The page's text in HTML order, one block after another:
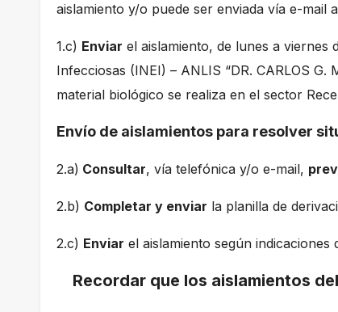
aislamiento y/o puede ser enviada vía e-mail
1.c) Enviar el aislamiento, de lunes a viernes
Infecciosas (INEI) – ANLIS “DR. CARLOS G.
material biológico se realiza en el sector
Envío de aislamientos para resolver
2.a) Consultar, vía telefónica y/o e-mail,
2.b) Completar y enviar la planilla de
2.c) Enviar el aislamiento según indicaciones
Recordar que los aislamientos